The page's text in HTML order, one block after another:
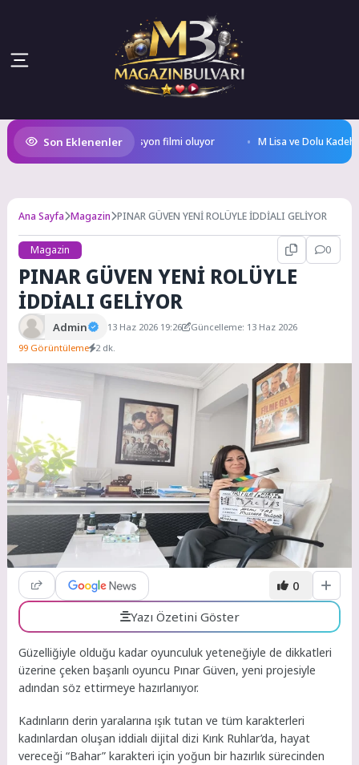
Son Eklenenler
ilk IMAX® animasyon filmi oluyor M Lisa ve Dolu Kadehi
Ana Sayfa Magazin PINAR GÜVEN YENİ ROLÜYLE İDDİALI GELİYOR
Magazin 0
PINAR GÜVEN YENİ ROLÜYLE
İDDİALI GELİYOR
Admin 13 Haz 2026 19:26
Güncelleme: 13 Haz 2026
99 Görüntüleme 2 dk.
0
Yazı Özetini Göster
Güzelliğiyle olduğu kadar oyunculuk yeteneğiyle de dikkatleri
üzerine çeken başarılı oyuncu Pınar Güven, yeni projesiyle
adından söz ettirmeye hazırlanıyor.
Kadınların derin yaralarına ışık tutan ve tüm karakterleri
kadınlardan oluşan iddialı dijital dizi Kırık Ruhlar’da, hayat
vereceği “Bahar” karakteri için yoğun bir hazırlık sürecinden